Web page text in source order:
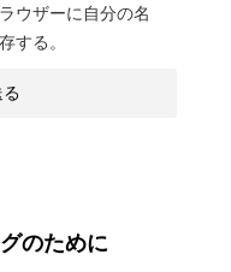
ウザーに自分の名
する。
のために